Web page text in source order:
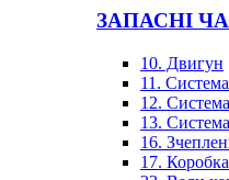
ЗАПАСНІ
10. Двигун
11.
12.
13.
16.
17.